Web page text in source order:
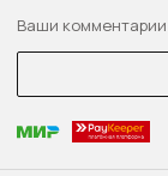
Ваши